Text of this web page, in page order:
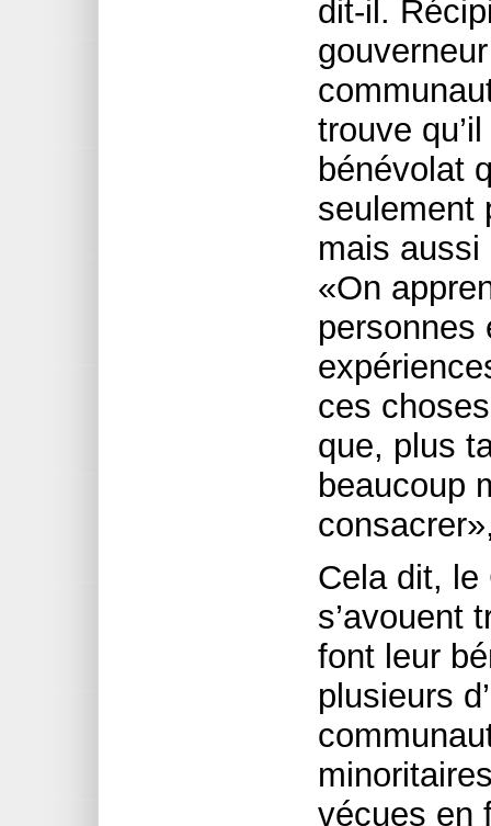
dit-il.
trouve
bénévolat
seulement
mais aussi
«On
personnes
ces
que, plus
beaucoup
Cela dit, le
s’avouent
font leur
plusieurs
vécues en